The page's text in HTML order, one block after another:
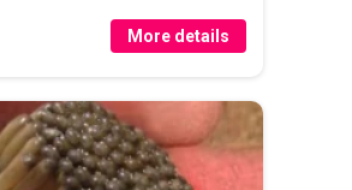
More details